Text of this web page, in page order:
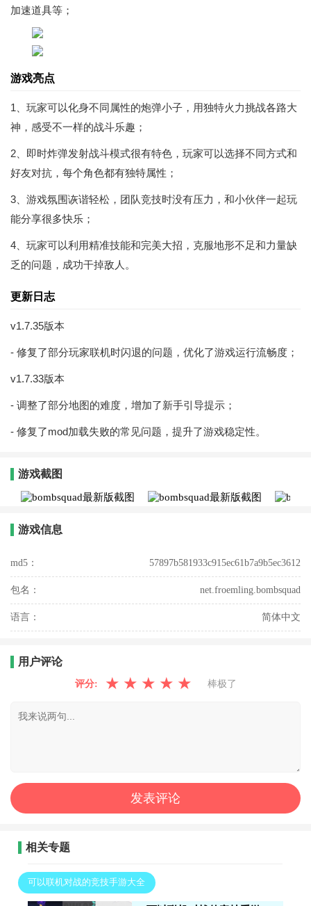
加速道具等；
游戏亮点
1、玩家可以化身不同属性的炮弹小子，用独特火力挑战各路大
神，感受不一样的战斗乐趣；
2、即时炸弹发射战斗模式很有特色，玩家可以选择不同方式和
好友对抗，每个角色都有独特属性；
3、游戏氛围诙谐轻松，团队竞技时没有压力，和小伙伴一起玩
能分享很多快乐；
4、玩家可以利用精准技能和完美大招，克服地形不足和力量缺
乏的问题，成功干掉敌人。
更新日志
v1.7.35版本
- 修复了部分玩家联机时闪退的问题，优化了游戏运行流畅度；
v1.7.33版本
- 调整了部分地图的难度，增加了新手引导提示；
- 修复了mod加载失败的常见问题，提升了游戏稳定性。
游戏截图
游戏信息
md5： 57897b581933c915ec61b7a9b5ec3612
包名： net.froemling.bombsquad
语言： 简体中文
用户评论
评分: ★ ★ ★ ★ ★ 棒极了
相关专题
可以联机对战的竞技手游大全